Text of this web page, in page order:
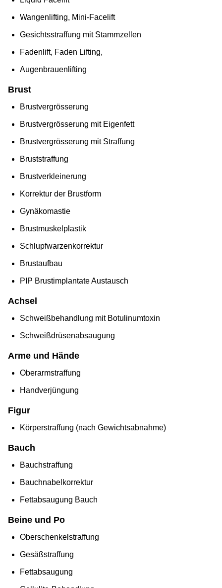
Wangenlifting, Mini-Facelift
Gesichtsstraffung mit Stammzellen
Fadenlift, Faden Lifting,
Augenbrauenlifting
Brust
Brustvergrösserung
Brustvergrösserung mit Eigenfett
Brustvergrösserung mit Straffung
Bruststraffung
Brustverkleinerung
Korrektur der Brustform
Gynäkomastie
Brustmuskelplastik
Schlupfwarzenkorrektur
Brustaufbau
PIP Brustimplantate Austausch
Achsel
Schweißbehandlung mit Botulinumtoxin
Schweißdrüsenabsaugung
Arme und Hände
Oberarmstraffung
Handverjüngung
Figur
Körperstraffung (nach Gewichtsabnahme)
Bauch
Bauchstraffung
Bauchnabelkorrektur
Fettabsaugung Bauch
Beine und Po
Oberschenkelstraffung
Gesäßstraffung
Fettabsaugung